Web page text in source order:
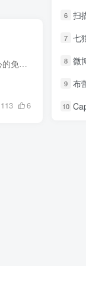
乐番视界是一款资源全部都是免费提供给大家观看，绝对不会让你花一分钱，省钱又省心的免费观影软件。这里是为喜欢看影视剧，纪录片等等用户的而设计的，内在含有各种出色的剧场，为用户无聊且枯...
113 6
6 扫描
7 七
8 微博
9 布
10